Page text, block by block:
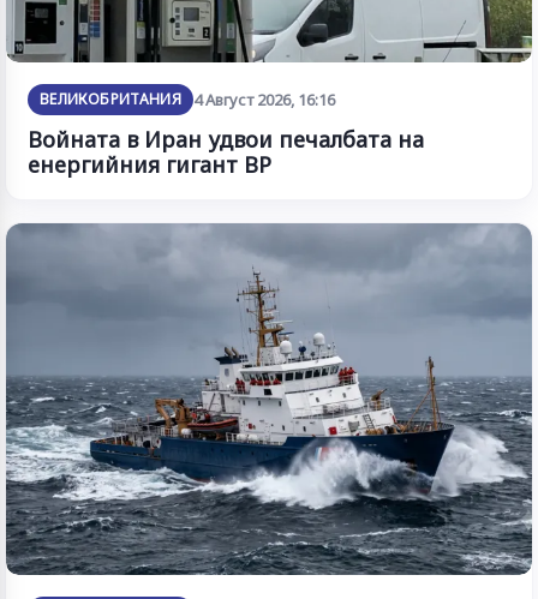
ВЕЛИКОБРИТАНИЯ 4 Август 2026, 16:16
Войната в Иран удвои печалбата на
енергийния гигант BP